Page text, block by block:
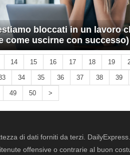
bloccati in un lavoro
come uscirne con successo)
14 15 16 17 18 19
34 35 36 37 38 39
49 50 >
di dati forniti da terzi.
offensive o contrarie al buon